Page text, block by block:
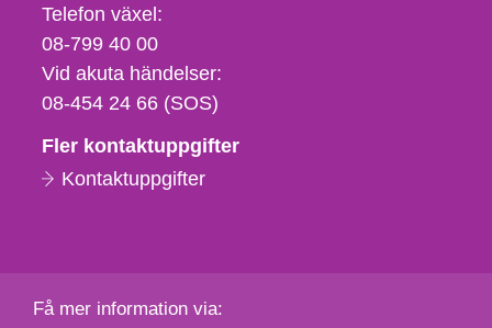
Telefon,
fax
och
e-
Telefon växel:
08-799 40 00
Vid akuta händelser:
08-454 24 66 (SOS)
Fler kontaktuppgifter
Kontaktuppgifter
Få mer information via: